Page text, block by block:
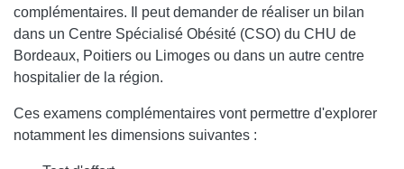
complémentaires. Il peut demander de réaliser un bilan
dans un Centre Spécialisé Obésité (CSO) du CHU de
Bordeaux, Poitiers ou Limoges ou dans un autre centre
hospitalier de la région.
Ces examens complémentaires vont permettre d'explorer
notamment les dimensions suivantes :